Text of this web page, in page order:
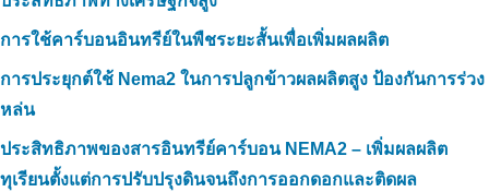
การใช้คาร์บอนอินทรีย์ในพืชระยะสั้นเพื่อเพิ่มผลผลิต
การประยุกต์ใช้ Nema2 ในการปลูกข้าวผลผลิตสูง ป้องกันการร่วง
หล่น
ประสิทธิภาพของสารอินทรีย์คาร์บอน NEMA2 – เพิ่มผลผลิต
ทุเรียนตั้งแต่การปรับปรุงดินจนถึงการออกดอกและติดผล